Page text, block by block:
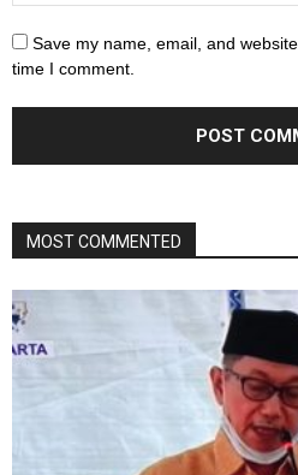
Save my name, email, and
time I comment.
MOST COMMENTED